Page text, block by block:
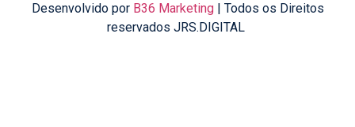
Desenvolvido por B36 Marketing| Todos os Direitos
reservados JRS.DIGITAL